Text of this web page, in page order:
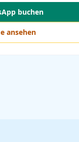
buchen
ansehen